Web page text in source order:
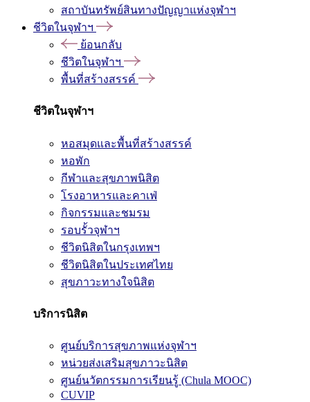
สถาบันทรัพย์สินทางปัญญาแห่งจุฬาฯ
ชีวิตในจุฬาฯ
ย้อนกลับ
ชีวิตในจุฬาฯ
พื้นที่สร้างสรรค์
ชีวิตในจุฬาฯ
หอสมุดและพื้นที่สร้างสรรค์
หอพัก
กีฬาและสุขภาพนิสิต
โรงอาหารและคาเฟ่
กิจกรรมและชมรม
รอบรั้วจุฬาฯ
ชีวิตนิสิตในกรุงเทพฯ
ชีวิตนิสิตในประเทศไทย
สุขภาวะทางใจนิสิต
บริการนิสิต
ศูนย์บริการสุขภาพแห่งจุฬาฯ
หน่วยส่งเสริมสุขภาวะนิสิต
ศูนย์นวัตกรรมการเรียนรู้ (Chula MOOC)
CUVIP